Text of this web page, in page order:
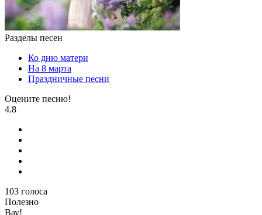
Разделы песен
Ко дню матери
На 8 марта
Праздничные песни
Оцените песню!
4.8
103 голоса
Полезно
Вау!